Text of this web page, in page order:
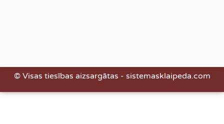
© Visas tiesības aizsargātas - sistemasklaipeda.com